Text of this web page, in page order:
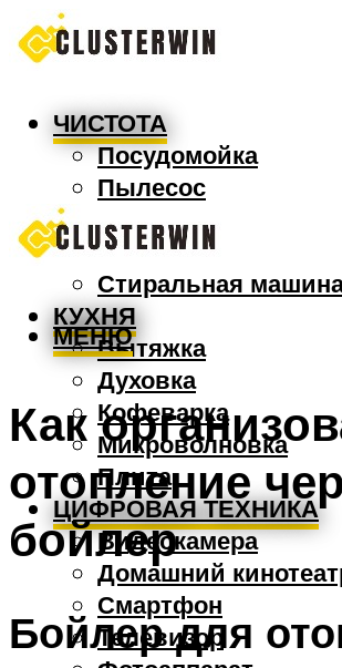
ЧИСТОТА
Посудомойка
Пылесос
Утюг
Швабра
Стиральная
КУХНЯ
Вытяжка
Духовка
Кофеварка
Микроволновка
Плита
ЦИФРОВАЯ ТЕХНИКА
Видеокамера
Домашний
Смартфон
Телевизор
МЕНЮ
Как
отопление
бойлер
Бойлер для